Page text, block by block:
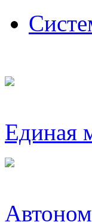
Единая